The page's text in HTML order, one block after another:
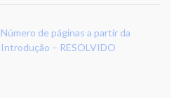
Número de páginas a partir da
Introdução – RESOLVIDO